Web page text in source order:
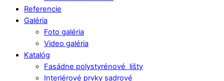
Referencie
Galéria
Foto galéria
Video galéria
Katalóg
Fasádne polystyrénové lišty
Interiérové prvky sadrové